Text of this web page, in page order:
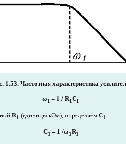
1.53. Частотная характеристика
ω1 = 1 / R1C1
R1 (единицы кОм), определяем C1 :
C1 = 1 /ω1R1